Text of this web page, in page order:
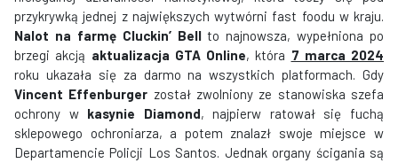
przykrywką jednej z największych wytwórni fast foodu w kraju.
Nalot na farmę Cluckin’ Bellto najnowsza, wypełniona po
brzegi akcją aktualizacja GTA Online, która 7 marca 2024
roku ukazała się za darmo na wszystkich platformach. Gdy
Vincent Effenburger został zwolniony ze stanowiska szefa
ochrony w kasynie Diamond, najpierw ratował się fuchą
sklepowego ochroniarza, a potem znalazł swoje miejsce w
Departamencie Policji Los Santos. Jednak organy ścigania są